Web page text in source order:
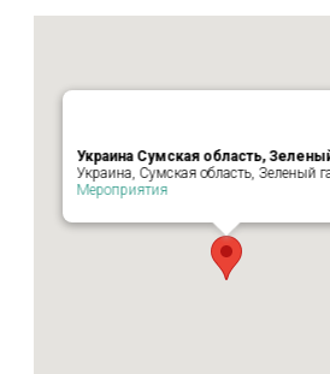
Украина Сумская область,
Украина, Сумская область, Зеленый
Мероприятия